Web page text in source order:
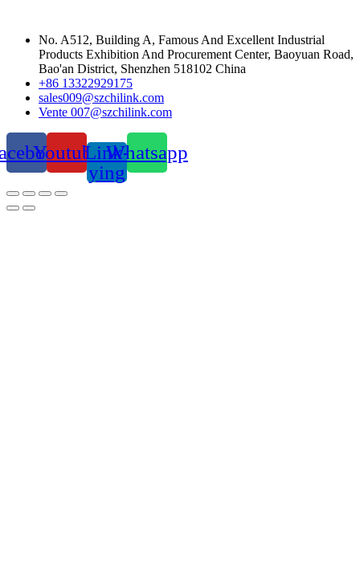
No. A512, Building A, Famous And Excellent Industrial
Products Exhibition And Procurement Center, Baoyuan Road,
Bao'an District, Shenzhen 518102 China
+86 13322929175
sales009@szchilink.com
Vente 007@szchilink.com
YoutubeLink-
ying
Whatsapp